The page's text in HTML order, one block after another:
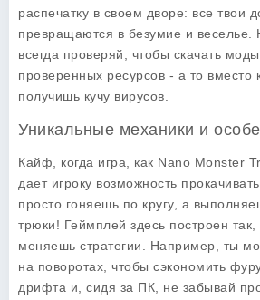
распечатку в своем дворе: все твои
превращаются в безумие и веселье.
всегда проверяй, чтобы скачать
проверенных ресурсов - а то вместо
получишь кучу вирусов.
Уникальные механики и
Кайф, когда игра, как Nano Monster
дает игроку возможность
просто гоняешь по кругу, а
трюки! Геймплей здесь построен
меняешь стратегии. Например, ты
на поворотах, чтобы сэкономить
дрифта и, сидя за ПК, не забывай